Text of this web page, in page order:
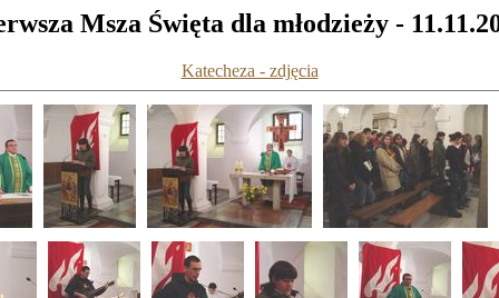
Msza Święta dla młodzieży -
Katecheza - zdjęcia